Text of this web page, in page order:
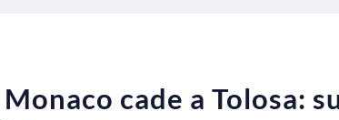
cade a Tolosa: